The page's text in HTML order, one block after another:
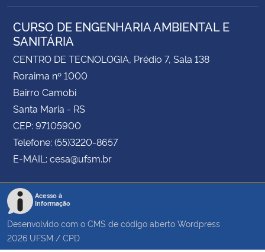
CURSO DE ENGENHARIA AMBIENTAL E
SANITÁRIA
CENTRO DE TECNOLOGIA, Prédio 7, Sala 138
Roraima nº 1000
Bairro Camobi
Santa Maria - RS
CEP: 97105900
Telefone: (55)3220-8657
E-MAIL: cesa@ufsm.br
Acesso à
Informação
Desenvolvido com o CMS de código aberto Wordpress
2026 UFSM / CPD